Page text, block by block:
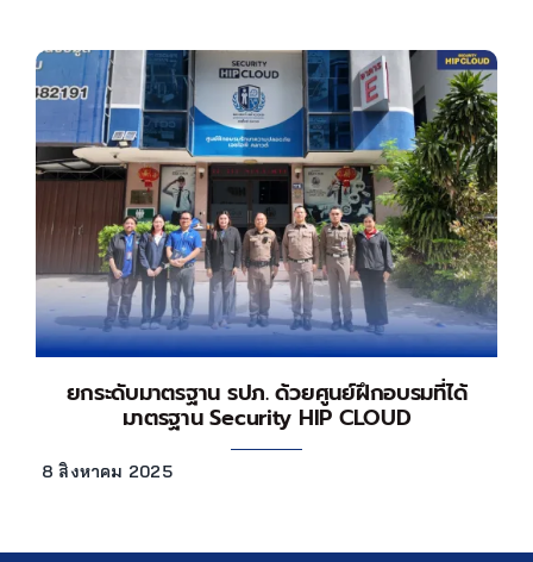
ยกระดับมาตรฐาน รปภ. ด้วยศูนย์ฝึกอบรมที่ได้
มาตรฐาน Security HIP CLOUD
8 สิงหาคม 2025